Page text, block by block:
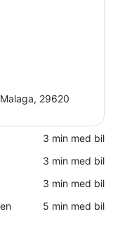
29620
‪3 min med bil‬
‪3 min med bil‬
‪3 min med bil‬
‪5 min med bil‬